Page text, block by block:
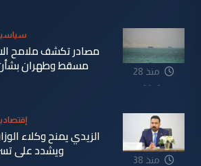
منذ 28
دقيقة
مصادر تكشف ملامح
مسقط وطهران
منذ 38
الزيدي يمنح وكلاء
ويشدد على